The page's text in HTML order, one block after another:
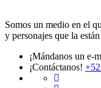
Somos un medio en el
y personajes que la
¡Mándanos un e-
¡Contáctanos!